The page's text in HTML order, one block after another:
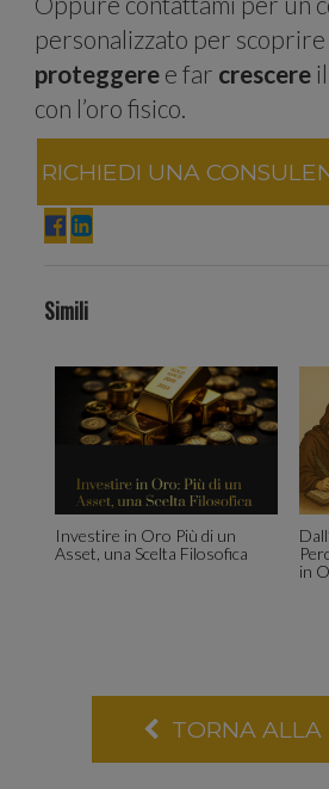
personalizzato per scoprire
proteggere e far crescere
con l’oro fisico.
RICHIEDI UNA
Simili
Investire in Oro Più di un
Asset, una Scelta Filosofica
in
TORNA ALLA
sul
del